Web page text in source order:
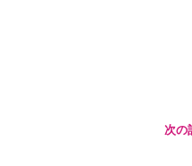
次の